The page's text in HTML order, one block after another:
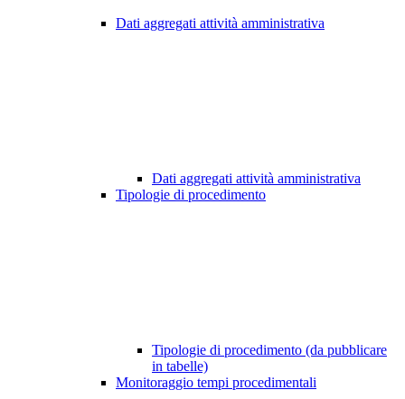
Dati aggregati attività amministrativa
Dati aggregati attività amministrativa
Tipologie di procedimento
Tipologie di procedimento (da pubblicare
in tabelle)
Monitoraggio tempi procedimentali